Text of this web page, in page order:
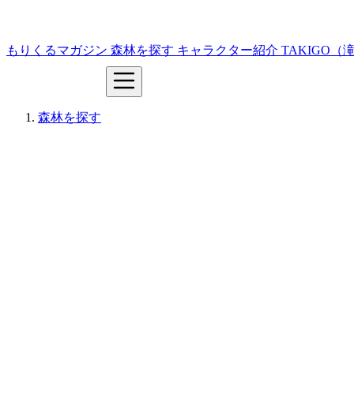
もりくるマガジン 森林を探す キャラクター紹介 TAKIGO（
森林を探す